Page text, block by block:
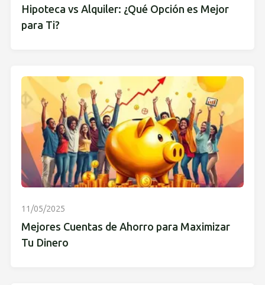
Hipoteca vs Alquiler: ¿Qué Opción es Mejor
para Ti?
11/05/2025
Mejores Cuentas de Ahorro para Maximizar
Tu Dinero